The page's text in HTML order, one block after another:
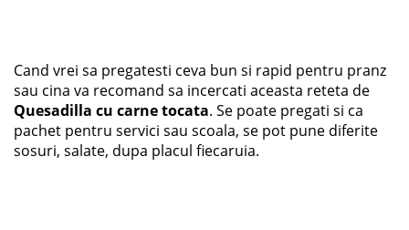
Cand vrei sa pregatesti ceva bun si rapid pentru pranz
sau cina va recomand sa incercati aceasta reteta de
Quesadilla cu carne tocata. Se poate pregati si ca
pachet pentru servici sau scoala, se pot pune diferite
sosuri, salate, dupa placul fiecaruia.